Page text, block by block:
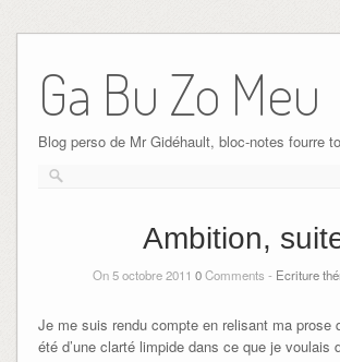
Ga Bu Zo Meu
Blog perso de Mr Gidéhault, bloc-notes fourre
Ambition,
On 5 octobre 2011 0Comments - Ecriture
Je me suis rendu compte en relisant ma prose
été d’une clarté limpide dans ce que je voulais